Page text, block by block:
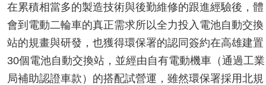
在累積相當多的製造技術與後勤維修的跟進經驗後，體
會到電動二輪車的真正需求所以全力投入電池自動交換
站的規畫與研發，也獲得環保署的認同簽約在高雄建置
30個電池自動交換站，並經由自有電動機車（通過工業
局補助認證車款）的搭配試營運，雖然環保署採用北規